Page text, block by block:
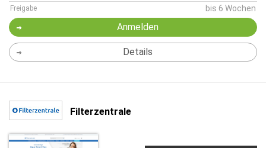
Freigabe bis 6 Wochen
Anmelden
Details
Filterzentrale